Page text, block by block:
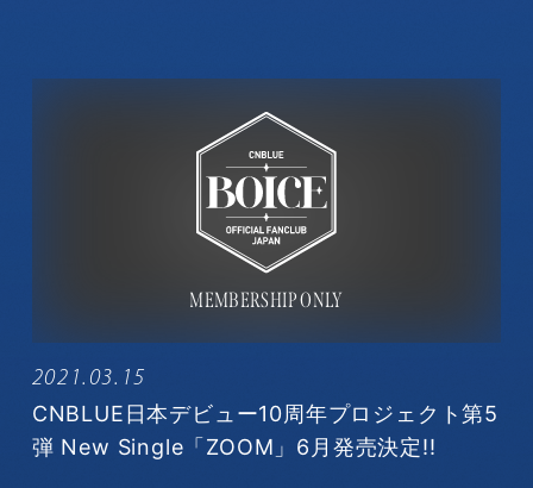
2021.03.15
CNBLUE日本デビュー10周年プロジェクト第5
弾 New Single「ZOOM」6月発売決定!!